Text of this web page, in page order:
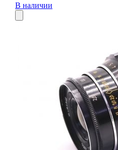
В наличии